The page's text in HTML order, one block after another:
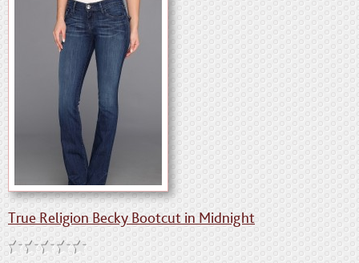
True Religion Becky Bootcut in Midnight